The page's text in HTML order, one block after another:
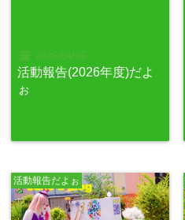
活動報告(2026年度)だよ
ぉ
活動報告だよぉ